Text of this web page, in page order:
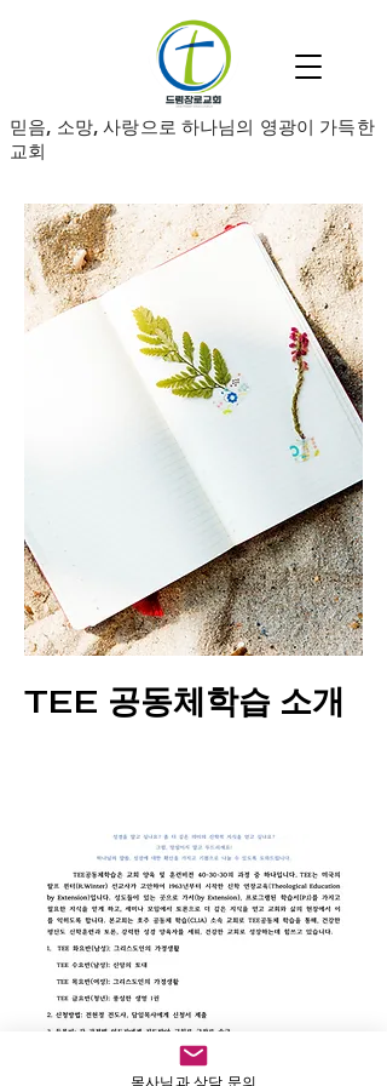
​믿음, 소망, 사랑으로 하나님의 영광이 가득한
교회
TEE 공동체학습 소개
목사님과 상담 문의